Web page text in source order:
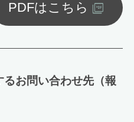
PDFはこちら
るお問い合わせ先（報